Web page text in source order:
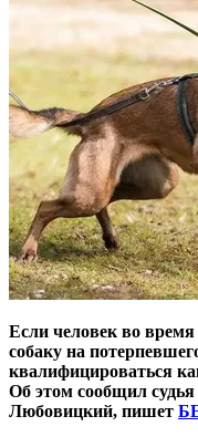
Если человек во
собаку на
квалифицироваться
Об этом сообщил судья
Любовицкий, пишет